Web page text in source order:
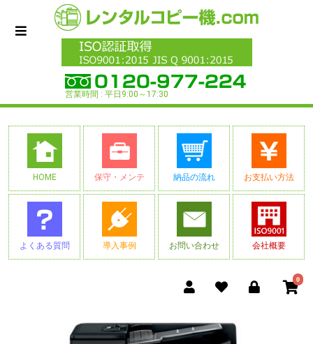
営業時間 : 平日9:00～17:30
HOME 保守・メンテ 納品の流れ お支払い方法
よくある質問 導入事例 お問い合わせ 会社概要
0